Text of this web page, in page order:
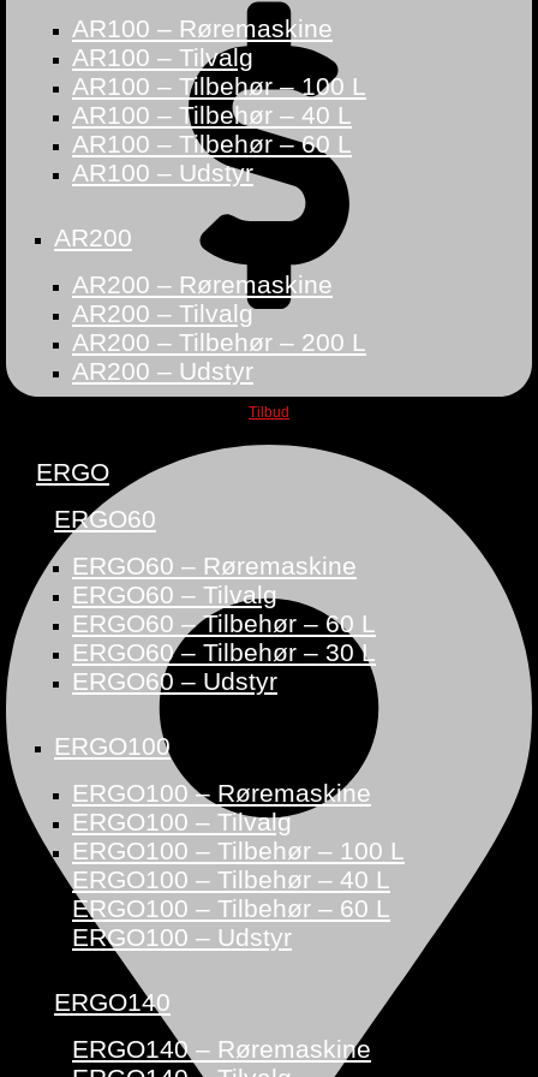
Tilbud
AR100 – Røremaskine
AR100 – Tilvalg
AR100 – Tilbehør – 100 L
AR100 – Tilbehør – 40 L
AR100 – Tilbehør – 60 L
AR100 – Udstyr
AR200
AR200 – Røremaskine
AR200 – Tilvalg
AR200 – Tilbehør – 200 L
AR200 – Udstyr
ERGO
ERGO60
ERGO60 – Røremaskine
ERGO60 – Tilvalg
ERGO60 – Tilbehør – 60 L
ERGO60 – Tilbehør – 30 L
ERGO60 – Udstyr
ERGO100
ERGO100 – Røremaskine
ERGO100 – Tilvalg
ERGO100 – Tilbehør – 100 L
ERGO100 – Tilbehør – 40 L
ERGO100 – Tilbehør – 60 L
ERGO100 – Udstyr
ERGO140
ERGO140 – Røremaskine